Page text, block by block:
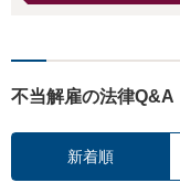
不当解雇の法律Q&A
新着順